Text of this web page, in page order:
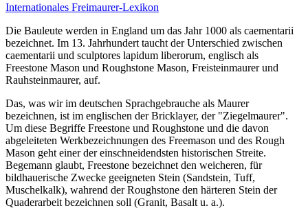
Internationales Freimaurer-Lexikon
Die Bauleute werden in England um das Jahr 1000 als caementarii
bezeichnet. Im 13. Jahrhundert taucht der Unterschied zwischen
caementarii und sculptores lapidum liberorum, englisch als
Freestone Mason und Roughstone Mason, Freisteinmaurer und
Rauhsteinmaurer, auf.
Das, was wir im deutschen Sprachgebrauche als Maurer
bezeichnen, ist im englischen der Bricklayer, der "Ziegelmaurer".
Um diese Begriffe Freestone und Roughstone und die davon
abgeleiteten Werkbezeichnungen des Freemason und des Rough
Mason geht einer der einschneidendsten historischen Streite.
Begemann glaubt, Freestone bezeichnet den weicheren, für
bildhauerische Zwecke geeigneten Stein (Sandstein, Tuff,
Muschelkalk), wahrend der Roughstone den härteren Stein der
Quaderarbeit bezeichnen soll (Granit, Basalt u. a.).